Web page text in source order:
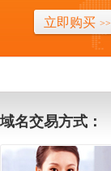
立即购买 >>
域名交易方式：